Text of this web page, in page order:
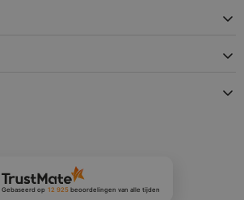
Gebaseerd op 12 925 beoordelingenvan alle tijden